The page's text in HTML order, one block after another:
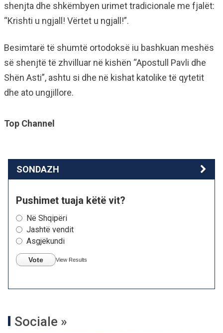
shenjta dhe shkëmbyen urimet tradicionale me fjalët:
“Krishti u ngjall! Vërtet u ngjall!”.
Besimtarë të shumtë ortodoksë iu bashkuan meshës
së shenjtë të zhvilluar në kishën “Apostull Pavli dhe
Shën Asti”, ashtu si dhe në kishat katolike të qytetit
dhe ato ungjillore.
Top Channel
SONDAZH
Pushimet tuaja këtë vit?
Në Shqipëri
Jashtë vendit
Asgjëkundi
Vote View Results
Sociale »